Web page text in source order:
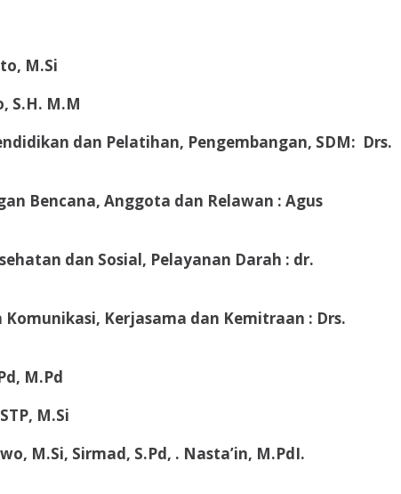
M.Si
S.H. M.M
dan Pelatihan, Pengembangan, SDM: Drs.
Bencana, Anggota dan Relawan : Agus
dan Sosial, Pelayanan Darah : dr.
Kerjasama dan Kemitraan : Drs.
M.Pd
M.Si
M.Si, Sirmad, S.Pd, . Nasta’in, M.PdI.